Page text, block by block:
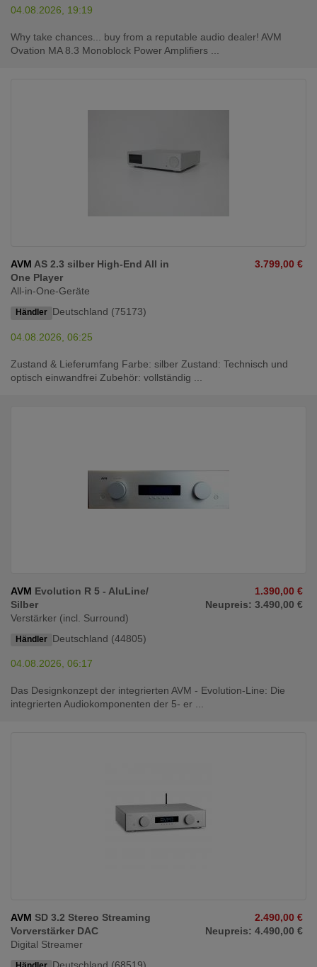
04.08.2026, 19:19
Why take chances... buy from a reputable audio dealer! AVM
Ovation MA 8.3 Monoblock Power Amplifiers ...
AVM AS 2.3 silber High-End All in
One Player
All-in-One-Geräte
Händler Deutschland (75173)
3.799,00 €
04.08.2026, 06:25
Zustand & Lieferumfang Farbe: silber Zustand: Technisch und
optisch einwandfrei Zubehör: vollständig ...
AVM Evolution R 5 - AluLine/
Silber
Verstärker (incl. Surround)
Händler Deutschland (44805)
1.390,00 €
Neupreis: 3.490,00 €
04.08.2026, 06:17
Das Designkonzept der integrierten AVM - Evolution-Line: Die
integrierten Audiokomponenten der 5- er ...
AVM SD 3.2 Stereo Streaming
Vorverstärker DAC
Digital Streamer
2.490,00 €
Neupreis: 4.490,00 €